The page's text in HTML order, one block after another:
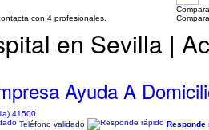
con 4 profesionales.
en Sevilla |
Ayuda A
41500
Teléfono validado
Responde